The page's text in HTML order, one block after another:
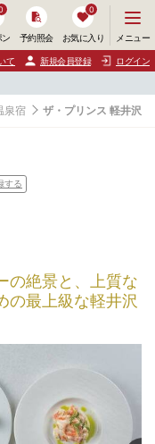
ン 予約照会 お気に入り
0
ニ
ュ
ー
開
く
メニュー
て 新規会員登録 ログイン
泉宿 ザ・プリンス 軽井沢
する
の絶景と、上質な
の最上級な軽井沢